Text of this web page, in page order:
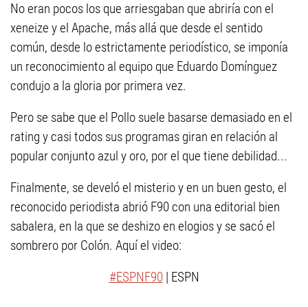
No eran pocos los que arriesgaban que abriría con el
xeneize y el Apache, más allá que desde el sentido
común, desde lo estrictamente periodístico, se imponía
un reconocimiento al equipo que Eduardo Domínguez
condujo a la gloria por primera vez.
Pero se sabe que el Pollo suele basarse demasiado en el
rating y casi todos sus programas giran en relación al
popular conjunto azul y oro, por el que tiene debilidad...
Finalmente, se develó el misterio y en un buen gesto, el
reconocido periodista abrió F90 con una editorial bien
sabalera, en la que se deshizo en elogios y se sacó el
sombrero por Colón. Aquí el video:
#ESPNF90| ESPN